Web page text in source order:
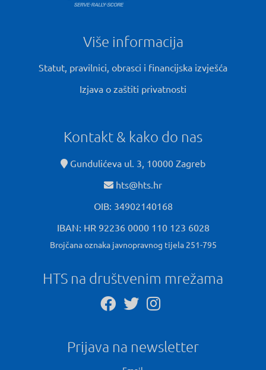
Više informacija
Statut, pravilnici, obrasci i financijska izvješća
Izjava o zaštiti privatnosti
Kontakt & kako do nas
Gundulićeva ul. 3, 10000 Zagreb
hts@hts.hr
OIB: 34902140168
IBAN: HR 92236 0000 110 123 6028
Brojčana oznaka javnopravnog tijela 251-795
HTS na društvenim mrežama
Prijava na newsletter